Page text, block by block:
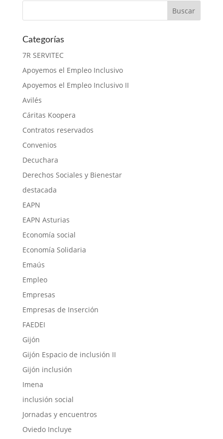
Categorías
7R SERVITEC
Apoyemos el Empleo Inclusivo
Apoyemos el Empleo Inclusivo II
Avilés
Cáritas Koopera
Contratos reservados
Convenios
Decuchara
Derechos Sociales y Bienestar
destacada
EAPN
EAPN Asturias
Economía social
Economía Solidaria
Emaús
Empleo
Empresas
Empresas de Inserción
FAEDEI
Gijón
Gijón Espacio de inclusión II
Gijón inclusión
Imena
inclusión social
Jornadas y encuentros
Oviedo Incluye